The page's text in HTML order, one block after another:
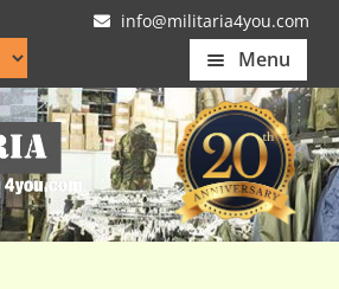
info@militaria4you.com
Menu
Home
Artikelen
Nieuws